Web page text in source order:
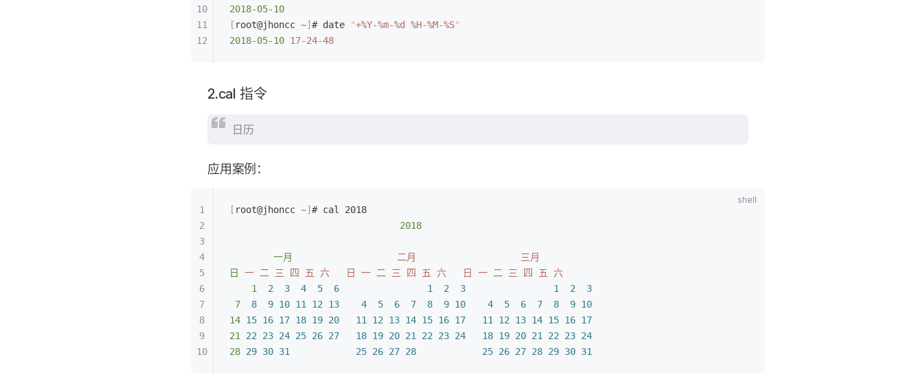
2018-05-10
[ root@jhoncc ~] # date "+%Y-%m-%d %H-%M-%S"
2018-05-10 17-24-48
2.cal 指令
日历
应用案例：
[ root@jhoncc ~] # cal 2018
                               2018
        一月
                   二月
                   三月
日
一 二 三 四 五 六
   日
一 二 三 四 五 六
   日
一 二 三 四 五 六
    1
  2
  3
  4
  5
  6
                1
  2
  3
                1
  2
  3
7
  8
  9
10 11 12 13
    4
  5
  6
  7
  8
  9
10
    4
  5
  6
  7
  8
  9
10
14 15 16 17 18 19 20
   11
12 13 14 15 16 17
   11
12 13 14 15 16 17
21
22 23 24 25 26 27
   18
19 20 21 22 23 24
   18
19 20 21 22 23 24
28 29 30 31
            25
26 27 28
            25
26 27 28 29 30 31